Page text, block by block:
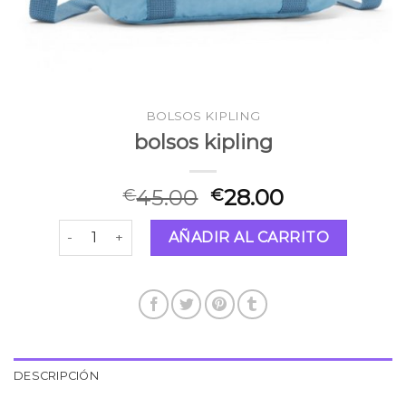
BOLSOS KIPLING
bolsos kipling
€45.00 €28.00
bolsos kipling cantidadAÑADIR AL CARRITO
DESCRIPCIÓN